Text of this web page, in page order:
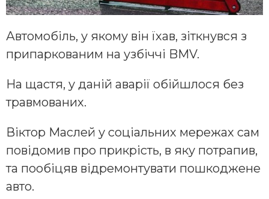
Автомобіль, у якому він їхав, зіткнувся з
припаркованим на узбіччі BMV.
На щастя, у даній аварії обійшлося без
травмованих.
Віктор Маслей у соціальних мережах сам
повідомив про прикрість, в яку потрапив,
та пообіцяв відремонтувати пошкоджене
авто.